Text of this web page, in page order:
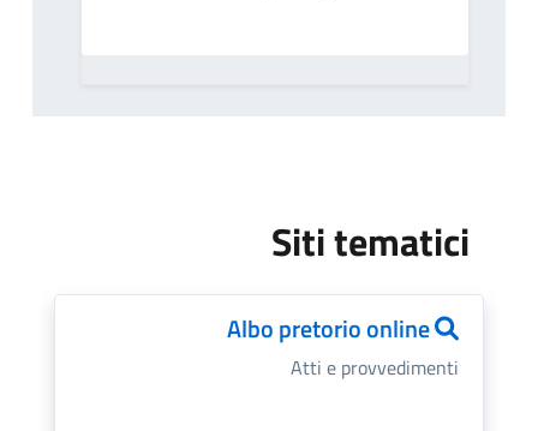
Siti tematici
Albo pretorio online
Atti e provvedimenti